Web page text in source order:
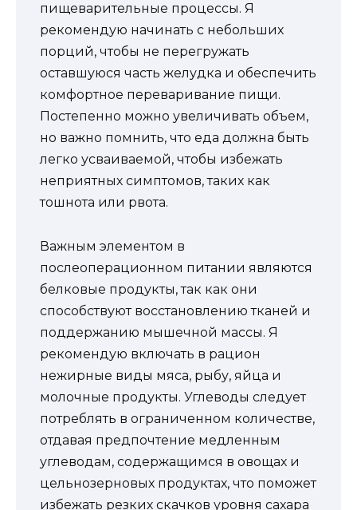
пищеварительные процессы. Я
рекомендую начинать с небольших
порций, чтобы не перегружать
оставшуюся часть желудка и обеспечить
комфортное переваривание пищи.
Постепенно можно увеличивать объем,
но важно помнить, что еда должна быть
легко усваиваемой, чтобы избежать
неприятных симптомов, таких как
тошнота или рвота.
Важным элементом в
послеоперационном питании являются
белковые продукты, так как они
способствуют восстановлению тканей и
поддержанию мышечной массы. Я
рекомендую включать в рацион
нежирные виды мяса, рыбу, яйца и
молочные продукты. Углеводы следует
потреблять в ограниченном количестве,
отдавая предпочтение медленным
углеводам, содержащимся в овощах и
цельнозерновых продуктах, что поможет
избежать резких скачков уровня сахара